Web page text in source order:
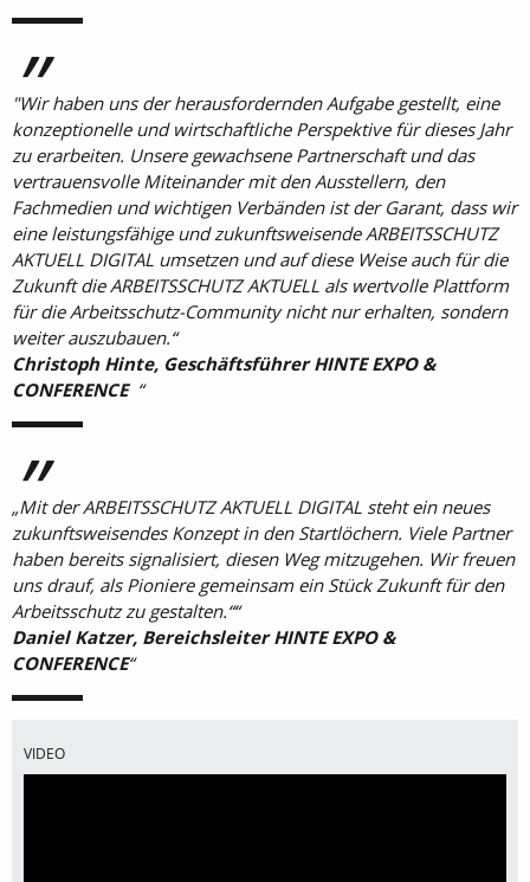
"Wir haben uns der herausfordernden Aufgabe gestellt, eine
konzeptionelle und wirtschaftliche Perspektive für dieses Jahr
zu erarbeiten. Unsere gewachsene Partnerschaft und das
vertrauensvolle Miteinander mit den Ausstellern, den
Fachmedien und wichtigen Verbänden ist der Garant, dass wir
eine leistungsfähige und zukunftsweisende ARBEITSSCHUTZ
AKTUELL DIGITAL umsetzen und auf diese Weise auch für die
Zukunft die ARBEITSSCHUTZ AKTUELL als wertvolle Plattform
für die Arbeitsschutz-Community nicht nur erhalten, sondern
weiter auszubauen.“
Christoph Hinte, Geschäftsführer HINTE EXPO &
CONFERENCE
„Mit der ARBEITSSCHUTZ AKTUELL DIGITAL steht ein neues
zukunftsweisendes Konzept in den Startlöchern. Viele Partner
haben bereits signalisiert, diesen Weg mitzugehen. Wir freuen
uns drauf, als Pioniere gemeinsam ein Stück Zukunft für den
Arbeitsschutz zu gestalten.““
Daniel Katzer, Bereichsleiter HINTE EXPO &
CONFERENCE
VIDEO